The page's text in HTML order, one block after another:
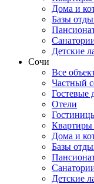
Дома и
Базы
Детские
Сочи
Все
Частный
Гостевые
Отели
Квартиры
Дома и
Базы
Детские